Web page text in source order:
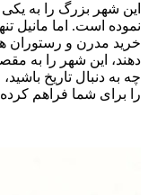
این شهر بزرگ را به
نموده است. اما مانیل
خرید مدرن و رستوران
دهند، این شهر را به
چه به دنبال تاریخ
را برای شما فراهم